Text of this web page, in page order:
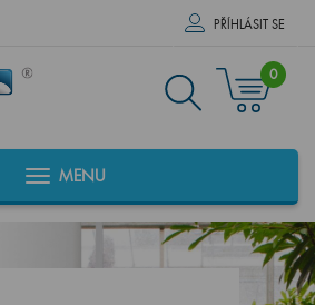
PŘÍHLÁSIT SE
0
MENU